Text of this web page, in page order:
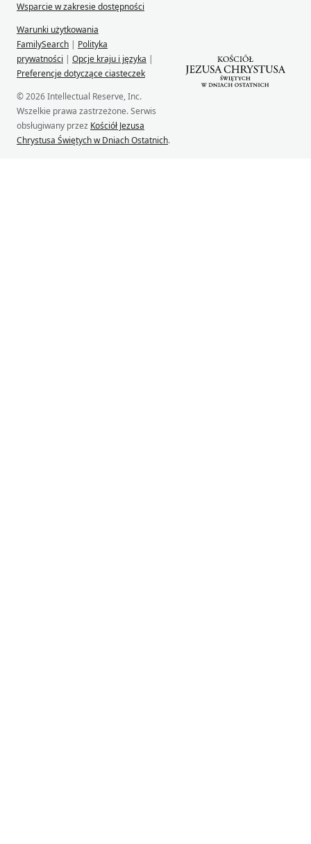
Wsparcie w zakresie dostępności
Warunki użytkowania
FamilySearch | Polityka
prywatności | Opcje kraju i języka |
Preferencje dotyczące ciasteczek
© 2026 Intellectual Reserve, Inc.
Wszelkie prawa zastrzeżone. Serwis
obsługiwany przez Kościół Jezusa
Chrystusa Świętych w Dniach Ostatnich.